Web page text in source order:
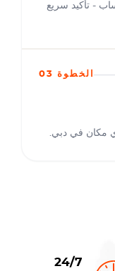
- تأكيد سريع
الخطوة 03
أي مكان في دبي.
24/7